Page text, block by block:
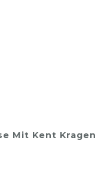
Kent Kragen